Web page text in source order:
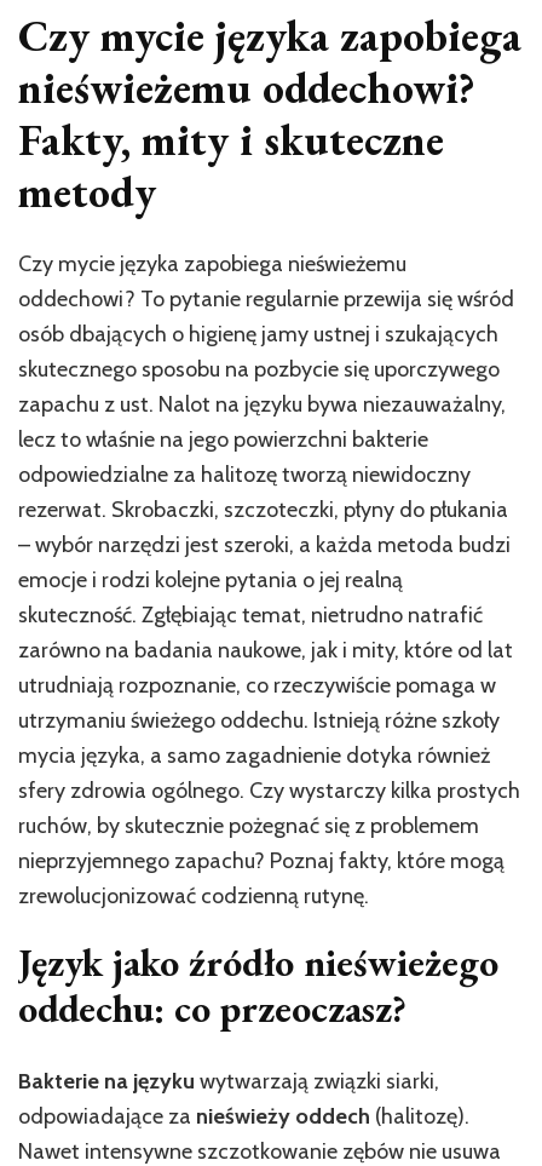
języka
zapobiega
nieświeżemu
Jeden
zwyczaj
–
wielka
Czy mycie języka zapobiega
nieświeżemu oddechowi?
Fakty, mity i skuteczne
metody
Czy mycie języka zapobiega nieświeżemu
oddechowi? To pytanie regularnie przewija się wśród
osób dbających o higienę jamy ustnej i szukających
skutecznego sposobu na pozbycie się uporczywego
zapachu z ust. Nalot na języku bywa niezauważalny,
lecz to właśnie na jego powierzchni bakterie
odpowiedzialne za halitozę tworzą niewidoczny
rezerwat. Skrobaczki, szczoteczki, płyny do płukania
– wybór narzędzi jest szeroki, a każda metoda budzi
emocje i rodzi kolejne pytania o jej realną
skuteczność. Zgłębiając temat, nietrudno natrafić
zarówno na badania naukowe, jak i mity, które od lat
utrudniają rozpoznanie, co rzeczywiście pomaga w
utrzymaniu świeżego oddechu. Istnieją różne szkoły
mycia języka, a samo zagadnienie dotyka również
sfery zdrowia ogólnego. Czy wystarczy kilka prostych
ruchów, by skutecznie pożegnać się z problemem
nieprzyjemnego zapachu? Poznaj fakty, które mogą
zrewolucjonizować codzienną rutynę.
Język jako źródło nieświeżego
oddechu: co przeoczasz?
Bakterie na języku wytwarzają związki siarki,
odpowiadające za nieświeży oddech (halitozę).
Nawet intensywne szczotkowanie zębów nie usuwa